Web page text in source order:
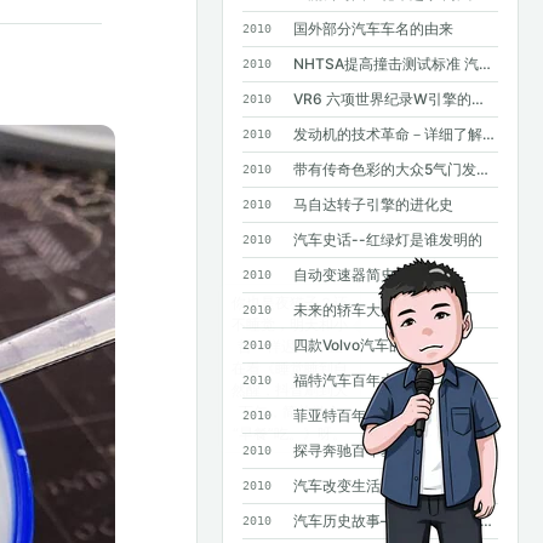
2010 国外部分汽车车名的由来
2010 NHTSA提高撞击测试标准 汽车安全要求进一步提高
2010 VR6 六项世界纪录W引擎的基础
2010 发动机的技术革命－详细了解GDI
2010 带有传奇色彩的大众5气门发动机
2010 马自达转子引擎的进化史
2010 汽车史话--红绿灯是谁发明的
2010 自动变速器简史
2010 未来的轿车大灯
2010 四款Volvo汽车的诞生
2010 福特汽车百年大事记
2010 菲亚特百年史
2010 探寻奔驰百年基因--斯图加特奔驰总部采访手记
2010 汽车改变生活--汽车发明100年史话
2010 汽车历史故事——MPV风雨20年